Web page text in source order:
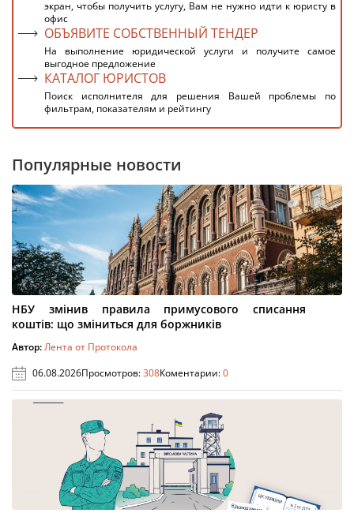
экран, чтобы получить услугу, Вам не нужно идти к юристу в
офис
ОБЪЯВИТЕ СОБСТВЕННЫЙ ТЕНДЕР
На выполнение юридической услуги и получите самое
выгодное предложение
КАТАЛОГ ЮРИСТОВ
Поиск исполнителя для решения Вашей проблемы по
фильтрам, показателям и рейтингу
Популярные новости
НБУ змінив правила примусового списання
коштів: що зміниться для боржників
Автор:Лента от Протокола
06.08.2026Просмотров:308Коментарии:0